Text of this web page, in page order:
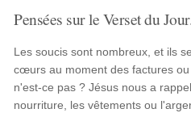
Pensées sur le Verset du
Les soucis sont nombreux, et ils
cœurs au moment des factures ou
n'est-ce pas ? Jésus nous a
nourriture, les vêtements ou